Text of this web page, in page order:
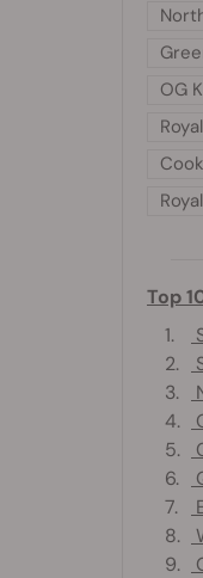
OG
Top
1.
2.
3.
4.
5.
6.
7.
8.
9.